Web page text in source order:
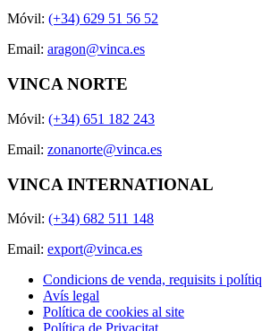
Móvil: (+34) 629 51 56 52
Email: aragon@vinca.es
VINCA NORTE
Móvil: (+34) 651 182 243
Email: zonanorte@vinca.es
VINCA INTERNATIONAL
Móvil: (+34) 682 511 148
Email: export@vinca.es
Condicions de venda, requisits i
Avís legal
Política de cookies al site